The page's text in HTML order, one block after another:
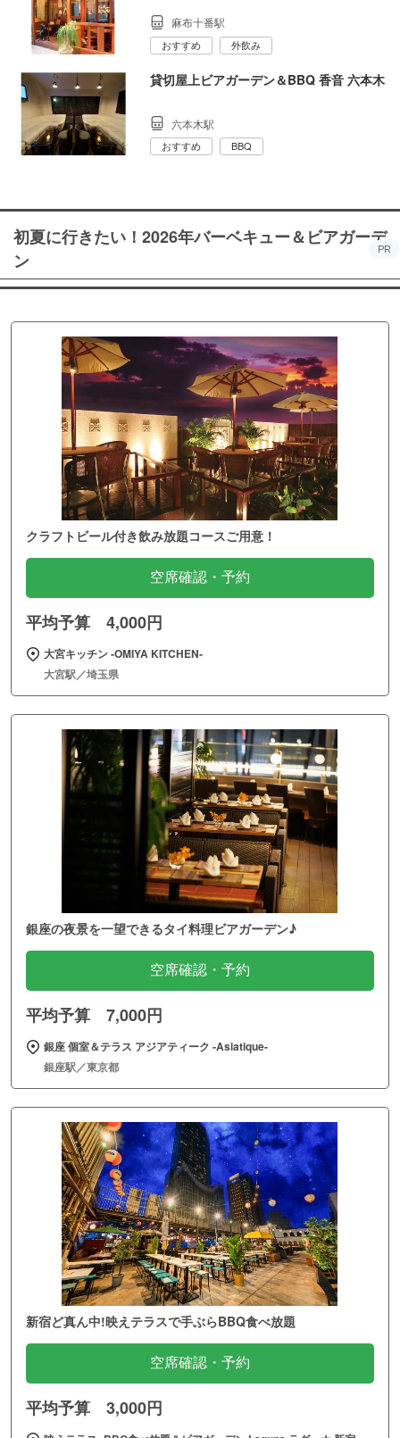
麻布十番駅
おすすめ 外飲み
貸切屋上ビアガーデン＆BBQ 香音 六本木
六本木駅
おすすめ BBQ
初夏に行きたい！2026年バーベキュー＆ビアガーデ
ン
PR
クラフトビール付き飲み放題コースご用意！
空席確認・予約
平均予算 4,000円
大宮キッチン ‐OMIYA KITCHEN‐
大宮駅／埼玉県
銀座の夜景を一望できるタイ料理ビアガーデン♪
空席確認・予約
平均予算 7,000円
銀座 個室＆テラス アジアティーク ‐Asiatique‐
銀座駅／東京都
新宿ど真ん中!映えテラスで手ぶらBBQ食べ放題
空席確認・予約
平均予算 3,000円